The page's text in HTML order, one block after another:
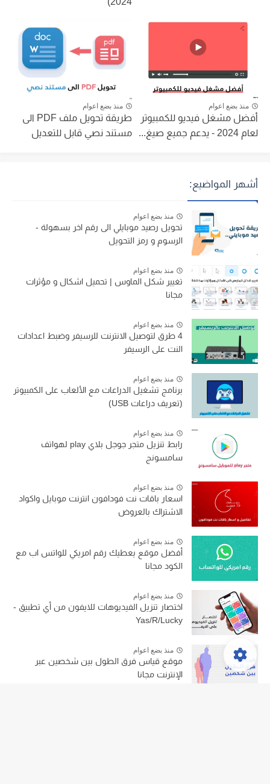
منذ بضع اعوام
أفضل مشغل فيديو للكمبيوتر
لعام 2024 - يدعم جميع صيغ...
منذ بضع اعوام
طريقة تحويل ملف PDF الى
مستند نصي قابل للتعديل
أشهر المواضيع:
منذ بضع اعوام
تحويل رصيد موبايلي الى رقم اخر بسهولة -
الرسوم و رمز التحويل
منذ بضع اعوام
تغيير شكل الماوس | تحميل اشكال و مؤثرات
مجانا
منذ بضع اعوام
4 طرق لتوصيل الانترنت للرسيفر وضبط اعدادات
النت على الرسيفر
منذ بضع اعوام
برنامج تشغيل الدراعات مع الألعاب على الكمبيوتر
(تعريف دراعات USB)
منذ بضع اعوام
رابط تنزيل متجر جوجل بلاي play لهواتف
سامسونج
منذ بضع اعوام
اسعار باقات نت فودافون انترنت موبايل واكواد
الاشتراك بالعروض
منذ بضع اعوام
أفضل موقع يعطيك رقم امريكي للواتس اب مع
الكود مجانا
منذ بضع اعوام
اختصار تنزيل الفيديوهات للايفون من أي تطبيق -
Yas/R/Lucky
منذ بضع اعوام
موقع قياس فرق الطول بين شخصين عبر
الإنترنت مجانا